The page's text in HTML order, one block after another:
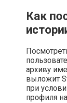
Как
архиву
выложит
при
профиля